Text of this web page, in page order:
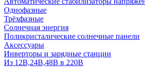
Однофазные
Трёхфазные
Солнечная энергия
Поликристалические солнечные панели
Аксессуары
Инверторы и зарядные станции
Из 12В,24В,48В в 220В